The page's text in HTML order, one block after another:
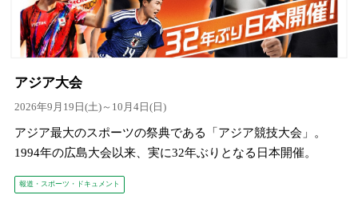
アジア大会
2026年9月19日(土)～10月4日(日)
アジア最大のスポーツの祭典である「アジア競技大会」。
1994年の広島大会以来、実に32年ぶりとなる日本開催。
報道・スポーツ・ドキュメント